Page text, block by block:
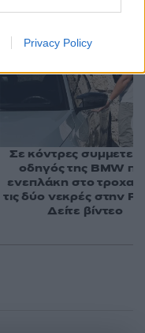
Privacy Policy
Σε κόντρες
οδηγός της BMW
ενεπλάκη στο
τις δύο νεκρές στην
Δείτε βίντεο